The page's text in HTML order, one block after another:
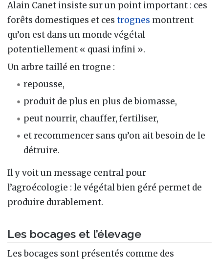
Alain Canet insiste sur un point important : ces
forêts domestiques et ces trognes montrent
qu’on est dans un monde végétal
potentiellement « quasi infini ».
Un arbre taillé en trogne :
repousse,
produit de plus en plus de biomasse,
peut nourrir, chauffer, fertiliser,
et recommencer sans qu’on ait besoin de le
détruire.
Il y voit un message central pour
l’agroécologie : le végétal bien géré permet de
produire durablement.
Les bocages et l’élevage
Les bocages sont présentés comme des